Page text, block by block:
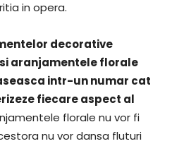
in opera.
decorative
aranjamentele florale
intr-un numar cat
fiecare aspect al
florale nu vor fi
nu vor dansa fluturi